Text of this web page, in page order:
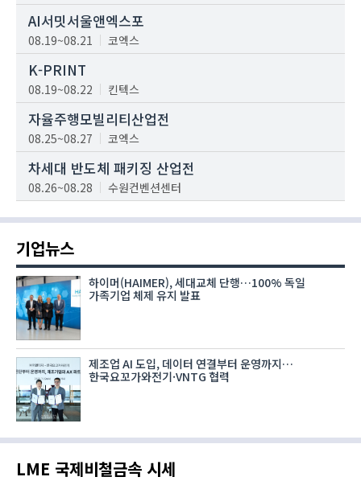
AI서밋서울앤엑스포
08.19~08.21 코엑스
K-PRINT
08.19~08.22 킨텍스
자율주행모빌리티산업전
08.25~08.27 코엑스
차세대 반도체 패키징 산업전
08.26~08.28 수원컨벤션센터
기업뉴스
하이머(HAIMER), 세대교체 단행…100% 독일
가족기업 체제 유지 발표
제조업 AI 도입, 데이터 연결부터 운영까지…
한국요꼬가와전기·VNTG 협력
LME 국제비철금속 시세